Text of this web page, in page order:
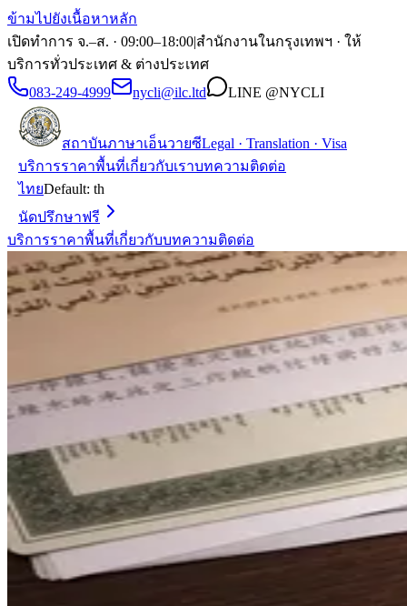
ข้ามไปยังเนื้อหาหลัก
เปิดทำการ จ.–ส. · 09:00–18:00|สำนักงานในกรุงเทพฯ · ให้
บริการทั่วประเทศ & ต่างประเทศ
083-249-4999
nycli@ilc.ltd LINE @NYCLI
สถาบันภาษาเอ็นวายซีLegal · Translation · Visa
บริการราคาพื้นที่เกี่ยวกับเราบทความติดต่อ
ไทยDefault: th
นัดปรึกษาฟรี
บริการราคาพื้นที่เกี่ยวกับบทความติดต่อ